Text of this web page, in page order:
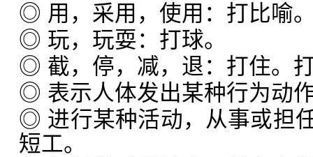
◎ 用，采用，使用：打比喻
◎ 玩，玩耍：打球。
◎ 截，停，减，退：打住。
◎ 表示人体发出某种行为动
◎ 进行某种活动，从事或担
短工。